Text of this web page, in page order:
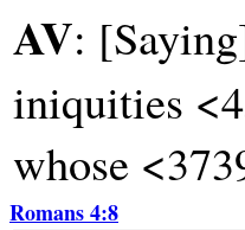
AV:
iniquities
whose
Romans 4:8